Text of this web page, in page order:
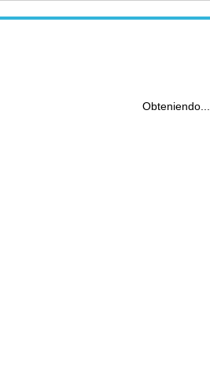
Obteniendo...